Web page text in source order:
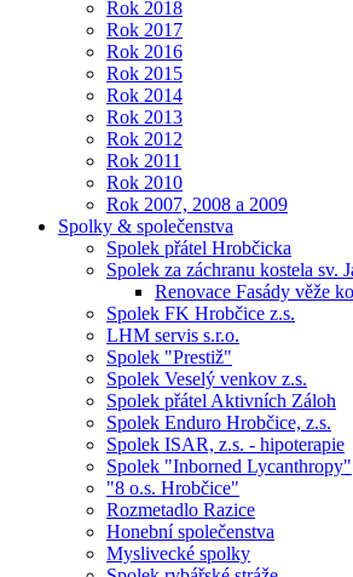
Rok 2018
Rok 2017
Rok 2016
Rok 2015
Rok 2014
Rok 2013
Rok 2012
Rok 2011
Rok 2010
Rok 2007, 2008 a 2009
Spolky & společenstva
Spolek přátel Hrobčicka
Spolek za záchranu kostela sv.
Renovace Fasády věže
Spolek FK Hrobčice z.s.
LHM servis s.r.o.
Spolek "Prestiž"
Spolek Veselý venkov z.s.
Spolek přátel Aktivních Záloh
Spolek Enduro Hrobčice, z.s.
Spolek ISAR, z.s. - hipoterapie
Spolek "Inborned Lycanthropy"
"8 o.s. Hrobčice"
Rozmetadlo Razice
Honební společenstva
Myslivecké spolky